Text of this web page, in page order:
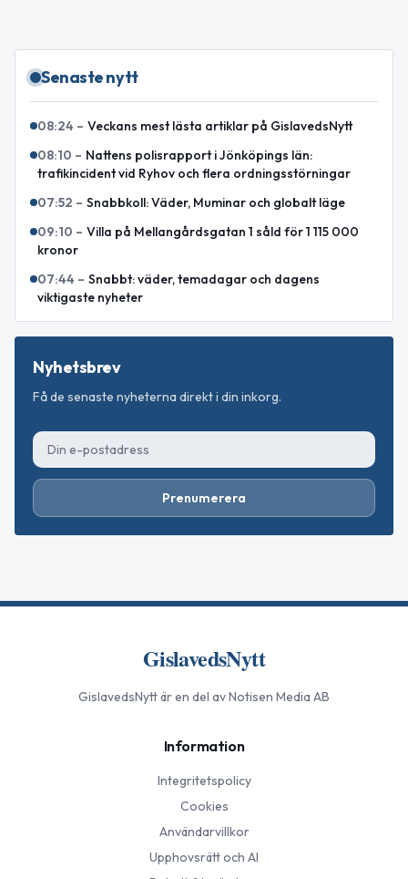
Senaste nytt
08:24 – Veckans mest lästa artiklar på GislavedsNytt
08:10 – Nattens polisrapport i Jönköpings län:
trafikincident vid Ryhov och flera ordningsstörningar
07:52 – Snabbkoll: Väder, Muminar och globalt läge
09:10 – Villa på Mellangårdsgatan 1 såld för 1 115 000
kronor
07:44 – Snabbt: väder, temadagar och dagens
viktigaste nyheter
Nyhetsbrev
Få de senaste nyheterna direkt i din inkorg.
Prenumerera
GislavedsNytt
GislavedsNyttär en del av Notisen Media AB
Information
Integritetspolicy
Cookies
Användarvillkor
Upphovsrätt och AI